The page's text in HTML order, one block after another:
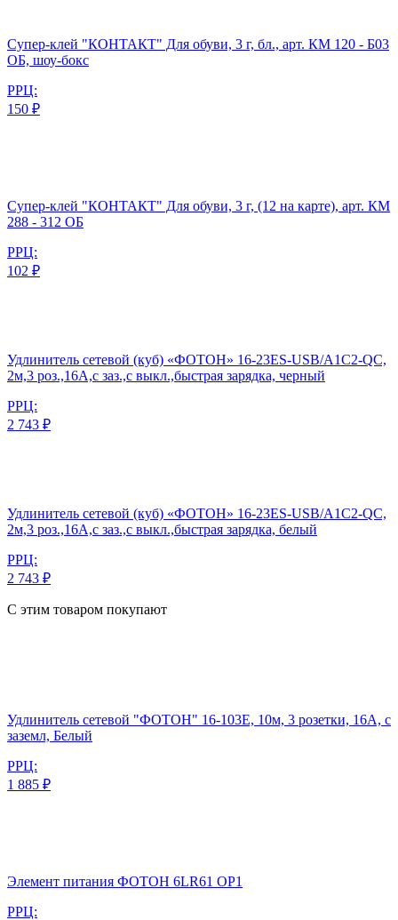
Супер-клей "КОНТАКТ" Для обуви, 3 г, бл., арт. КМ 120 - Б03
ОБ, шоу-бокс
РРЦ:
150 ₽
Супер-клей "КОНТАКТ" Для обуви, 3 г, (12 на карте), арт. КМ
288 - 312 ОБ
РРЦ:
102 ₽
Удлинитель сетевой (куб) «ФОТОН» 16-23ES-USB/A1C2-QC,
2м,3 роз.,16А,с заз.,с выкл.,быстрая зарядка, черный
РРЦ:
2 743 ₽
Удлинитель сетевой (куб) «ФОТОН» 16-23ES-USB/A1C2-QC,
2м,3 роз.,16А,с заз.,с выкл.,быстрая зарядка, белый
РРЦ:
2 743 ₽
С этим товаром покупают
Удлинитель сетевой "ФОТОН" 16-103Е, 10м, 3 розетки, 16А, с
заземл, Белый
РРЦ:
1 885 ₽
Элемент питания ФОТОН 6LR61 ОP1
РРЦ: